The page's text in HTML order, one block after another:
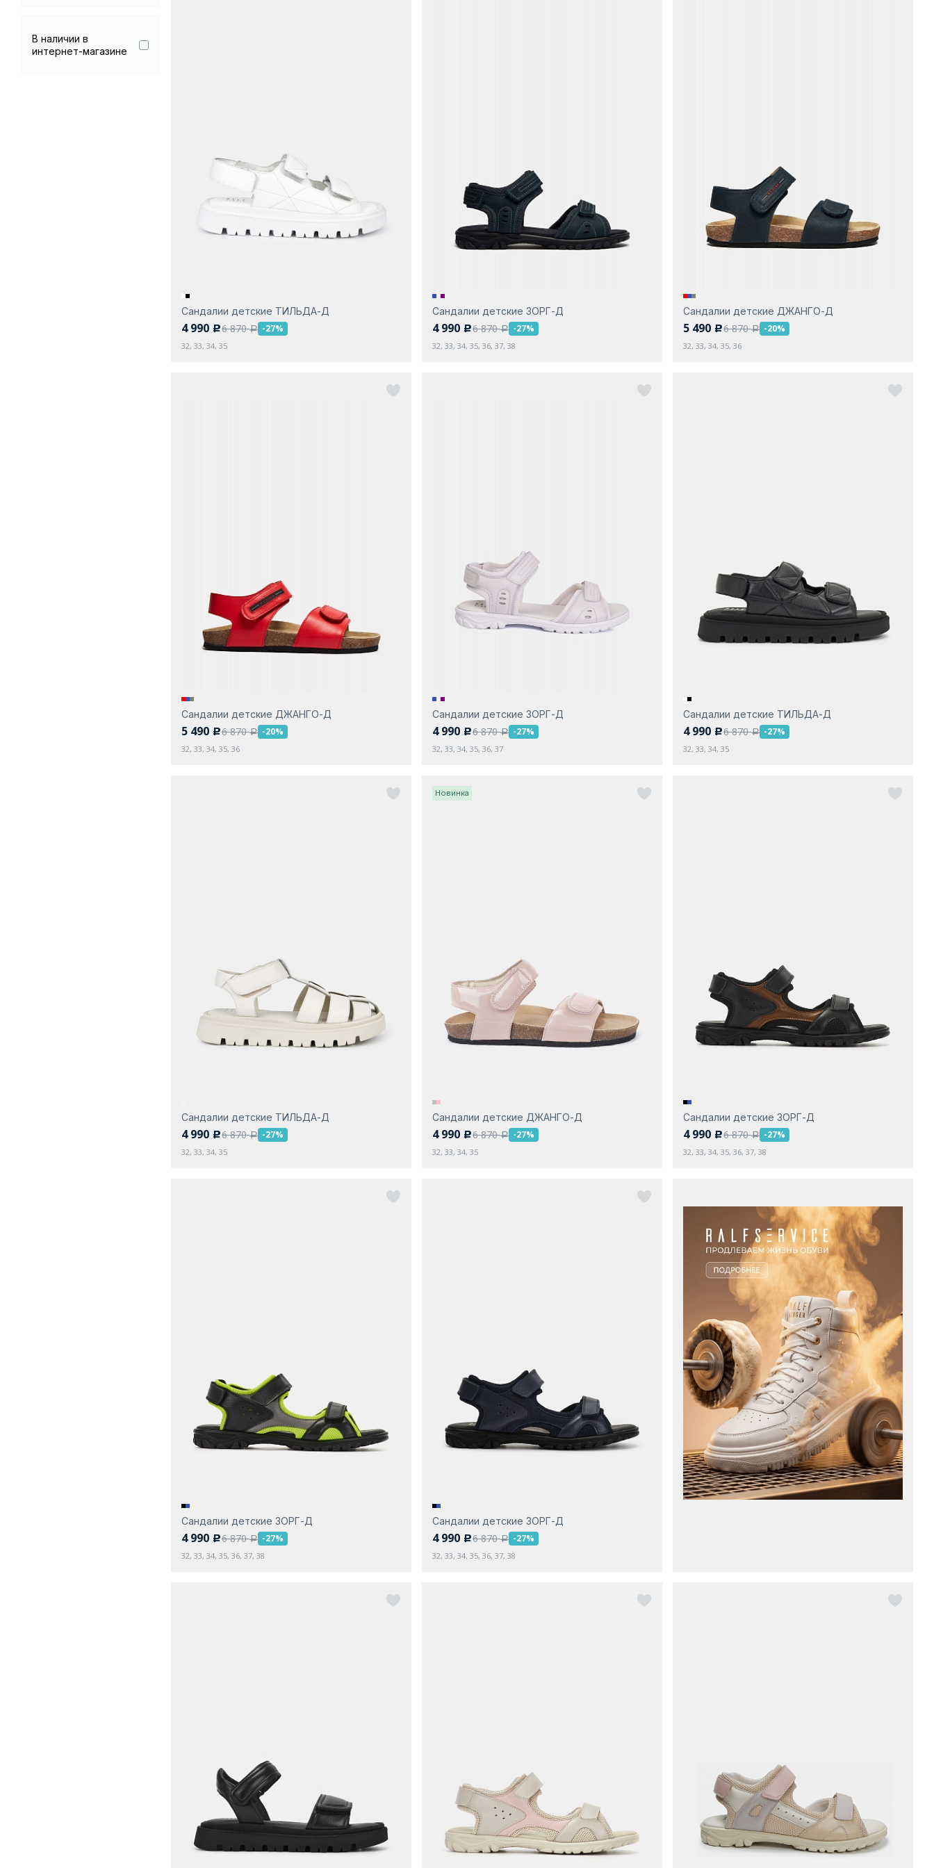
Фиолетовый
В наличии в
интернет-магазине
Сандалии детские ТИЛЬДА-Д
4 990 c6 870a -27%
32, 33, 34, 35
Сандалии детские ЗОРГ-Д
4 990 c6 870a -27%
32, 33, 34, 35, 36, 37, 38
Сандалии детские ДЖАНГО-Д
5 490 c6 870a -20%
32, 33, 34, 35, 36
Сандалии детские ДЖАНГО-Д
5 490 c6 870a -20%
32, 33, 34, 35, 36
Сандалии детские ЗОРГ-Д
4 990 c6 870a -27%
32, 33, 34, 35, 36, 37
Сандалии детские ТИЛЬДА-Д
4 990 c6 870a -27%
32, 33, 34, 35
Сандалии детские ТИЛЬДА-Д
4 990 c6 870a -27%
32, 33, 34, 35
Новинка
Сандалии детские ДЖАНГО-Д
4 990 c6 870a -27%
32, 33, 34, 35
Сандалии детские ЗОРГ-Д
4 990 c6 870a -27%
32, 33, 34, 35, 36, 37, 38
Сандалии детские ЗОРГ-Д
4 990 c6 870a -27%
32, 33, 34, 35, 36, 37, 38
Сандалии детские ЗОРГ-Д
4 990 c6 870a -27%
32, 33, 34, 35, 36, 37, 38